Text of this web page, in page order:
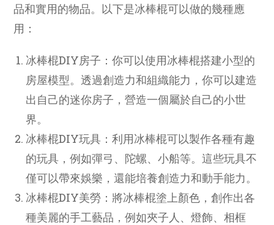
品和實用的物品。以下是冰棒棍可以做的幾種應
用：
冰棒棍DIY房子：你可以使用冰棒棍搭建小型的
房屋模型。透過創造力和組織能力，你可以建造
出自己的迷你房子，營造一個屬於自己的小世
界。
冰棒棍DIY玩具：利用冰棒棍可以製作各種有趣
的玩具，例如彈弓、陀螺、小船等。這些玩具不
僅可以帶來娛樂，還能培養創造力和動手能力。
冰棒棍DIY美勞：將冰棒棍塗上顏色，創作出各
種美麗的手工藝品，例如夾子人、燈飾、相框